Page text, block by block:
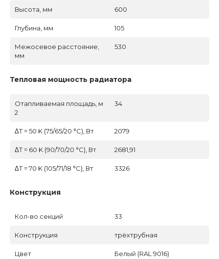
Высота, мм 600
Глубина, мм 105
Межосевое расстояние,
мм
530
Тепловая мощность радиатора
Отапливаемая площадь, м
2
34
ΔT = 50 K (75/65/20 °C), Вт 2079
ΔT = 60 K (90/70/20 °C), Вт 2681,91
ΔT = 70 K (105/71/18 °C), Вт 3326
Конструкция
Кол-во секций 33
Конструкция трёхтрубная
Цвет Белый (RAL 9016)